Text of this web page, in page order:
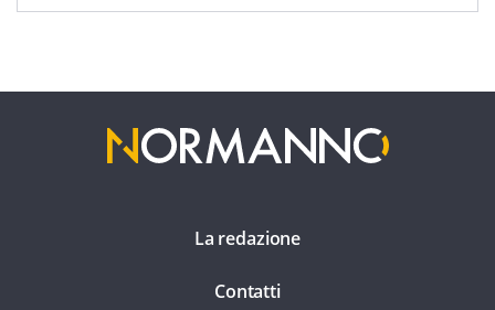
La redazione
Contatti